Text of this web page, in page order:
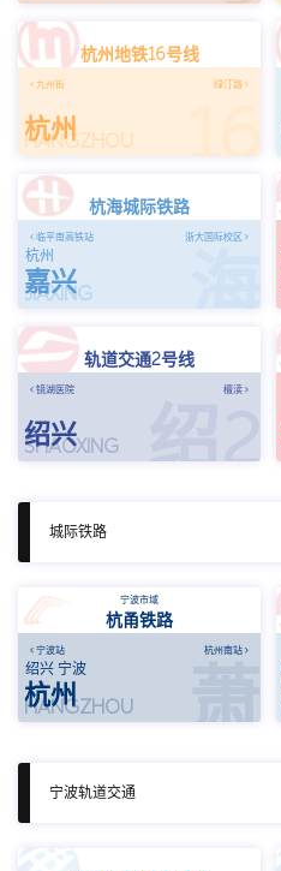
16
杭州地铁16号线
绿汀路
九州街
HANGZHOU
杭州
海
杭海城际铁路
浙大国际校区
临平南高铁站
杭州
JIAXING
嘉兴
绍2
轨道交通2号线
檀渎
镜湖医院
SHAOXING
绍兴
城际铁路
萧
宁波市域
杭甬铁路
杭州南站
宁波站
绍兴 宁波
HANGZHOU
杭州
宁波轨道交通